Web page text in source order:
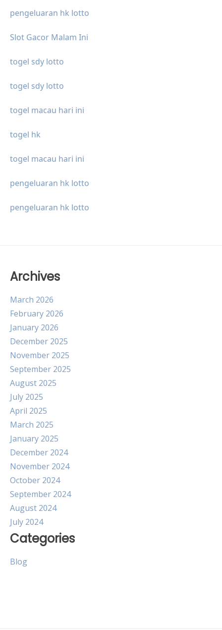
pengeluaran hk lotto
Slot Gacor Malam Ini
togel sdy lotto
togel sdy lotto
togel macau hari ini
togel hk
togel macau hari ini
pengeluaran hk lotto
pengeluaran hk lotto
Archives
March 2026
February 2026
January 2026
December 2025
November 2025
September 2025
August 2025
July 2025
April 2025
March 2025
January 2025
December 2024
November 2024
October 2024
September 2024
August 2024
July 2024
Categories
Blog